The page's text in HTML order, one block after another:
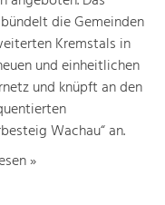
die Gemeinden
Kremstals in
und einheitlichen
und knüpft an den
Wachau“ an.
»